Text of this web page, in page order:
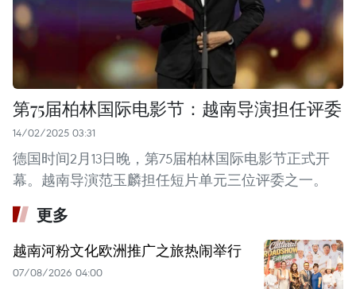
第75届柏林国际电影节：越南导演担任评委
14/02/2025 03:31
德国时间2月13日晚，第75届柏林国际电影节正式开
幕。越南导演范玉麟担任短片单元三位评委之一。
更多
越南河粉文化欧洲推广之旅热闹举行
07/08/2026 04:00